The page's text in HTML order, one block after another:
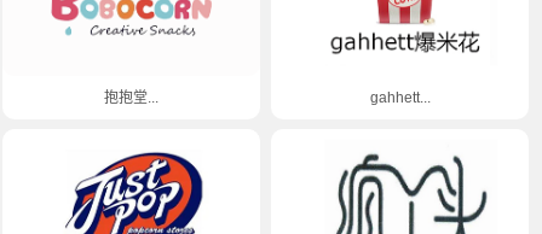
抱抱堂... gahhett...